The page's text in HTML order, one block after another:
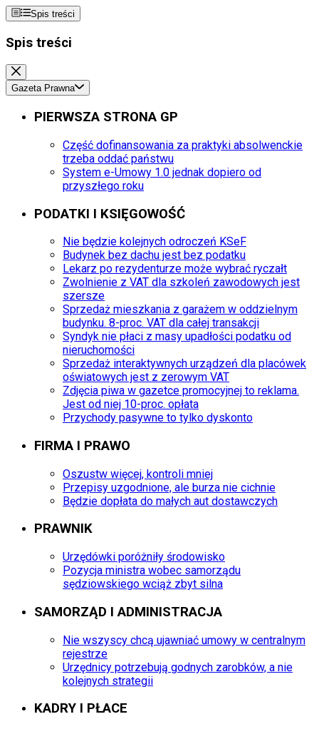
Spis treści
Spis treści
Gazeta Prawna
PIERWSZA STRONA GP
Część dofinansowania za praktyki absolwenckie
trzeba oddać państwu
System e-Umowy 1.0 jednak dopiero od
przyszłego roku
PODATKI I KSIĘGOWOŚĆ
Nie będzie kolejnych odroczeń KSeF
Budynek bez dachu jest bez podatku
Lekarz po rezydenturze może wybrać ryczałt
Zwolnienie z VAT dla szkoleń zawodowych jest
szersze
Sprzedaż mieszkania z garażem w oddzielnym
budynku. 8-proc. VAT dla całej transakcji
Syndyk nie płaci z masy upadłości podatku od
nieruchomości
Sprzedaż interaktywnych urządzeń dla placówek
oświatowych jest z zerowym VAT
Zdjęcia piwa w gazetce promocyjnej to reklama.
Jest od niej 10-proc. opłata
Przychody pasywne to tylko dyskonto
FIRMA I PRAWO
Oszustw więcej, kontroli mniej
Przepisy uzgodnione, ale burza nie cichnie
Będzie dopłata do małych aut dostawczych
PRAWNIK
Urzędówki poróżniły środowisko
Pozycja ministra wobec samorządu
sędziowskiego wciąż zbyt silna
SAMORZĄD I ADMINISTRACJA
Nie wszyscy chcą ujawniać umowy w centralnym
rejestrze
Urzędnicy potrzebują godnych zarobków, a nie
kolejnych strategii
KADRY I PŁACE